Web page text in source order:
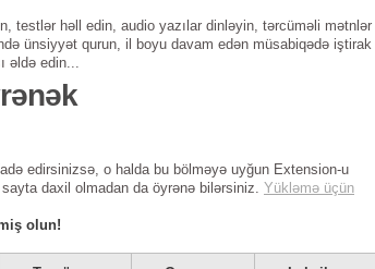
testlər həll edin, audio yazılar dinləyin, tərcüməli mətnlər
ünsiyyət qurun, il boyu davam edən müsabiqədə iştirak
əldə edin...
edirsinizsə, o halda bu bölməyə uyğun Extension-u
daxil olmadan da öyrənə bilərsiniz. Yükləmə üçün
olun!